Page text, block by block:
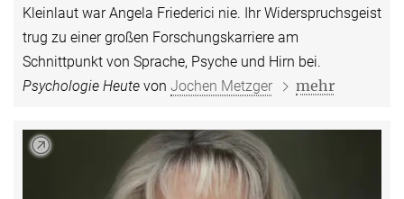
Kleinlaut war Angela Friederici nie. Ihr Widerspruchsgeist
trug zu einer großen Forschungskarriere am
Schnittpunkt von Sprache, Psyche und Hirn bei.
Psychologie Heute von Jochen Metzger mehr